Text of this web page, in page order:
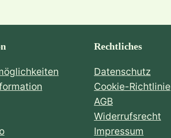
Rechtliches
Datenschutz
Cookie-Richtlinie
AGB
Widerrufsrecht
Impressum